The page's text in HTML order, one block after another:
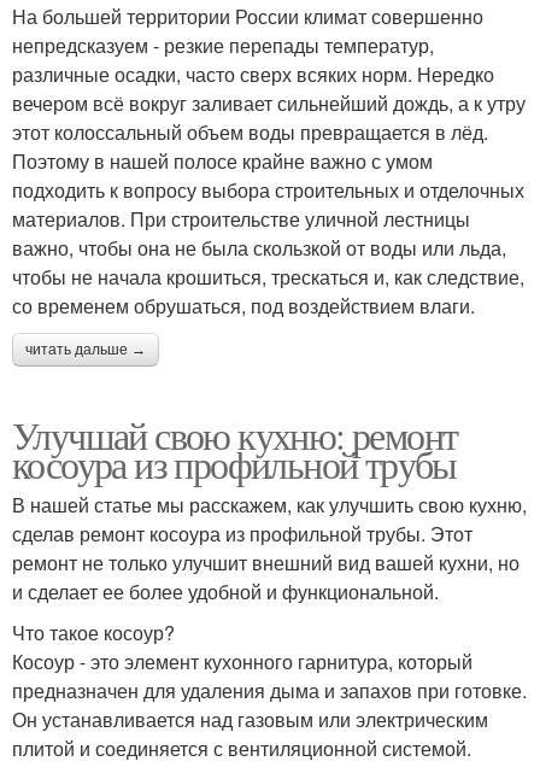
На большей территории России климат совершенно
непредсказуем - резкие перепады температур,
различные осадки, часто сверх всяких норм. Нередко
вечером всё вокруг заливает сильнейший дождь, а к утру
этот колоссальный объем воды превращается в лёд.
Поэтому в нашей полосе крайне важно с умом
подходить к вопросу выбора строительных и отделочных
материалов. При строительстве уличной лестницы
важно, чтобы она не была скользкой от воды или льда,
чтобы не начала крошиться, трескаться и, как следствие,
со временем обрушаться, под воздействием влаги.
читать дальше →
Улучшай свою кухню: ремонт
косоура из профильной трубы
В нашей статье мы расскажем, как улучшить свою кухню,
сделав ремонт косоура из профильной трубы. Этот
ремонт не только улучшит внешний вид вашей кухни, но
и сделает ее более удобной и функциональной.
Что такое косоур?
Косоур - это элемент кухонного гарнитура, который
предназначен для удаления дыма и запахов при готовке.
Он устанавливается над газовым или электрическим
плитой и соединяется с вентиляционной системой.